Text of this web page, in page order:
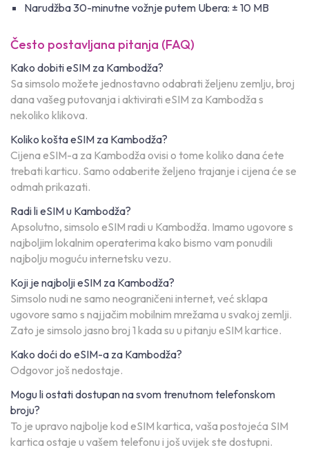
Narudžba 30-minutne vožnje putem Ubera: ± 10 MB
Često postavljana pitanja (FAQ)
Kako dobiti eSIM za Kambodža?
Sa simsolo možete jednostavno odabrati željenu zemlju, broj
dana vašeg putovanja i aktivirati eSIM za Kambodža s
nekoliko klikova.
Koliko košta eSIM za Kambodža?
Cijena eSIM-a za Kambodža ovisi o tome koliko dana ćete
trebati karticu. Samo odaberite željeno trajanje i cijena će se
odmah prikazati.
Radi li eSIM u Kambodža?
Apsolutno, simsolo eSIM radi u Kambodža. Imamo ugovore s
najboljim lokalnim operaterima kako bismo vam ponudili
najbolju moguću internetsku vezu.
Koji je najbolji eSIM za Kambodža?
Simsolo nudi ne samo neograničeni internet, već sklapa
ugovore samo s najjačim mobilnim mrežama u svakoj zemlji.
Zato je simsolo jasno broj 1 kada su u pitanju eSIM kartice.
Kako doći do eSIM-a za Kambodža?
Odgovor još nedostaje.
Mogu li ostati dostupan na svom trenutnom telefonskom
broju?
To je upravo najbolje kod eSIM kartica, vaša postojeća SIM
kartica ostaje u vašem telefonu i još uvijek ste dostupni.